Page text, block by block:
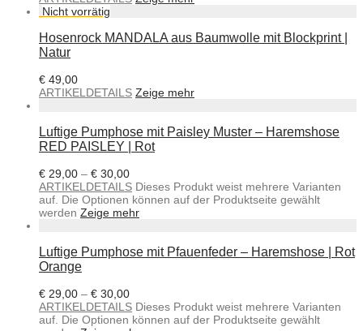
Hosenrock MANDALA aus Baumwolle mit Blockprint |
Natur
€ 49,00
ARTIKELDETAILS Zeige mehr
Luftige Pumphose mit Paisley Muster – Haremshose
RED PAISLEY | Rot
€ 29,00 – € 30,00
ARTIKELDETAILS Dieses Produkt weist mehrere Varianten
auf. Die Optionen können auf der Produktseite gewählt
werden Zeige mehr
Luftige Pumphose mit Pfauenfeder – Haremshose | Rot
Orange
€ 29,00 – € 30,00
ARTIKELDETAILS Dieses Produkt weist mehrere Varianten
auf. Die Optionen können auf der Produktseite gewählt